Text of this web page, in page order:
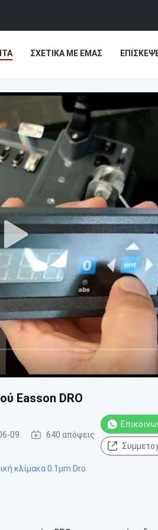
ΣΧΕΤΙΚΆ ΜΕ ΕΜΆΣ
Easson DRO
09 640 απόψεις
κλίμακα 0.1µm Dro